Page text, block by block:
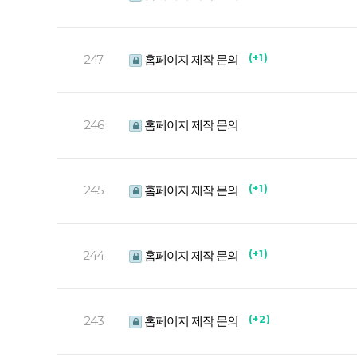
247 홈페이지 제작 문의 ( + 1 )
246 홈페이지 제작 문의
245 홈페이지 제작 문의 ( + 1 )
244 홈페이지 제작 문의 ( + 1 )
243 홈페이지 제작 문의 ( + 2 )